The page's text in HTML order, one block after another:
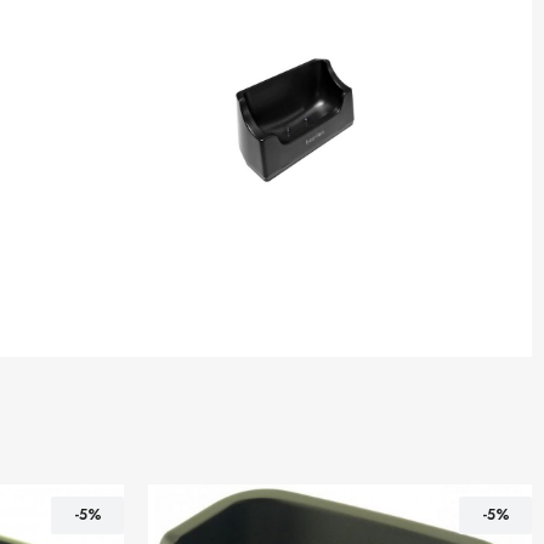
-5% -5%